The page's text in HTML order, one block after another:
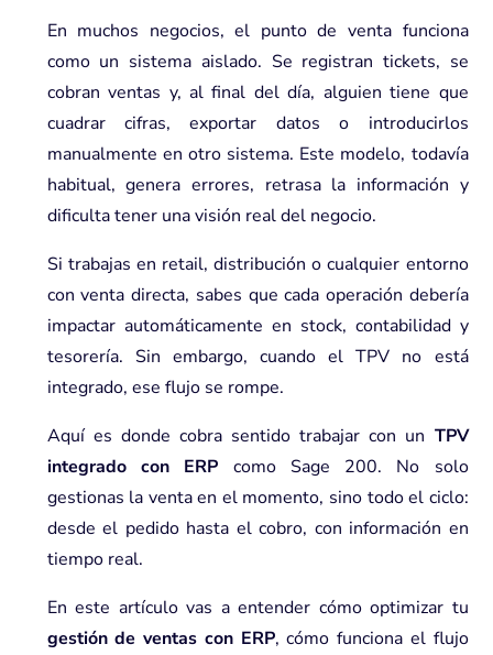
En muchos negocios, el punto de venta funciona
como un sistema aislado. Se registran tickets, se
cobran ventas y, al final del día, alguien tiene que
cuadrar cifras, exportar datos o introducirlos
manualmente en otro sistema. Este modelo, todavía
habitual, genera errores, retrasa la información y
dificulta tener una visión real del negocio.
Si trabajas en retail, distribución o cualquier entorno
con venta directa, sabes que cada operación debería
impactar automáticamente en stock, contabilidad y
tesorería. Sin embargo, cuando el TPV no está
integrado, ese flujo se rompe.
Aquí es donde cobra sentido trabajar con un TPV
integrado con ERP como Sage 200. No solo
gestionas la venta en el momento, sino todo el ciclo:
desde el pedido hasta el cobro, con información en
tiempo real.
En este artículo vas a entender cómo optimizar tu
gestión de ventas con ERP, cómo funciona el flujo